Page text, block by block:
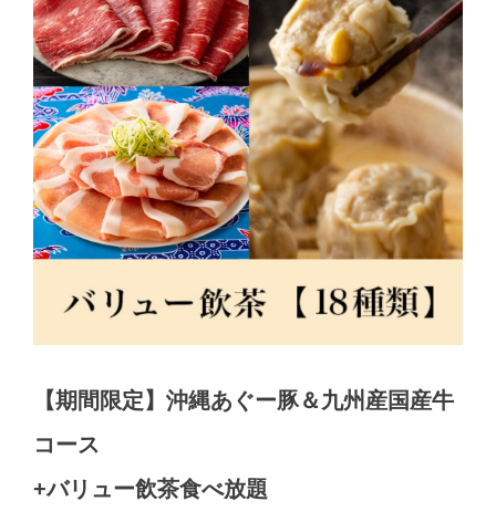
【期間限定】沖縄あぐー豚＆九州産国産牛
コース
+バリュー飲茶食べ放題